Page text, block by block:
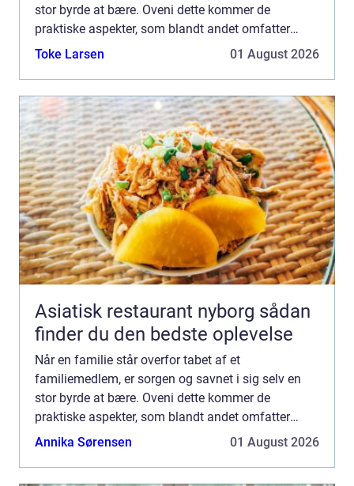
stor byrde at bære. Oveni dette kommer de
praktiske aspekter, som blandt andet omfatter
håndteringen af den afdødes dødsbo....
Toke Larsen 01 August 2026
Asiatisk restaurant nyborg sådan
finder du den bedste oplevelse
Når en familie står overfor tabet af et
familiemedlem, er sorgen og savnet i sig selv en
stor byrde at bære. Oveni dette kommer de
praktiske aspekter, som blandt andet omfatter
håndteringen af den afdødes dødsbo....
Annika Sørensen 01 August 2026